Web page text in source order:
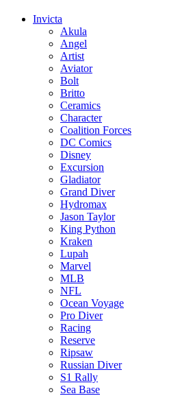
Invicta
Akula
Angel
Artist
Aviator
Bolt
Britto
Ceramics
Character
Coalition Forces
DC Comics
Disney
Excursion
Gladiator
Grand Diver
Hydromax
Jason Taylor
King Python
Kraken
Lupah
Marvel
MLB
NFL
Ocean Voyage
Pro Diver
Racing
Reserve
Ripsaw
Russian Diver
S1 Rally
Sea Base